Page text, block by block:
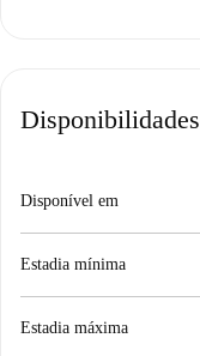
Disponibilidades
Disponível em
Estadia mínima
Estadia máxima